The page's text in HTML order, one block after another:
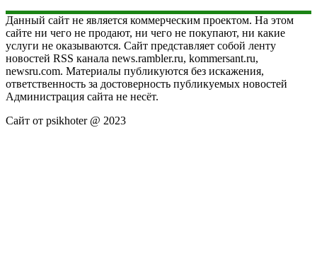
Данный сайт не является коммерческим проектом. На этом
сайте ни чего не продают, ни чего не покупают, ни какие
услуги не оказываются. Сайт представляет собой ленту
новостей RSS канала news.rambler.ru, kommersant.ru,
newsru.com. Материалы публикуются без искажения,
ответственность за достоверность публикуемых новостей
Администрация сайта не несёт.
Сайт от psikhoter @ 2023